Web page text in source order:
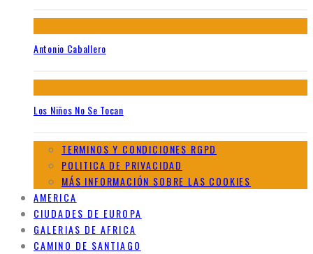
Antonio Caballero
Los Niños No Se Tocan
TERMINOS Y CONDICIONES RGPD
POLITICA DE PRIVACIDAD
MÁS INFORMACIÓN SOBRE LAS COOKIES
AMERICA
CIUDADES DE EUROPA
GALERIAS DE AFRICA
CAMINO DE SANTIAGO